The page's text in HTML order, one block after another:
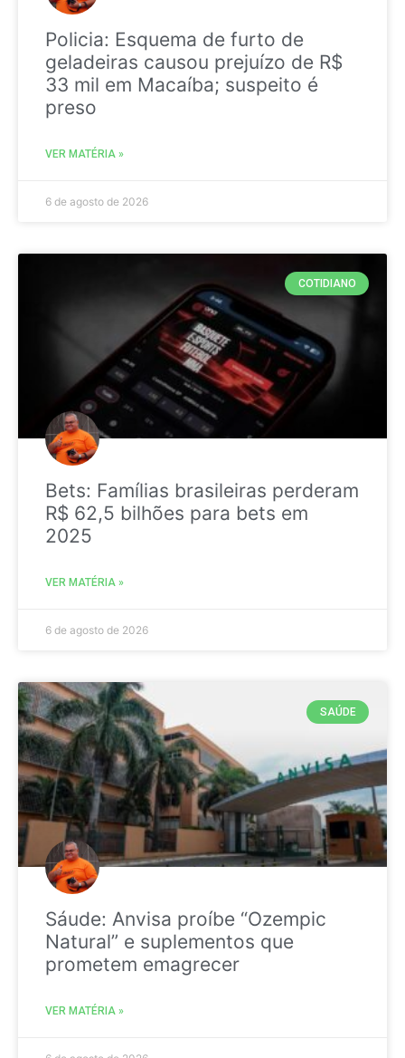
Policia: Esquema de furto de
geladeiras causou prejuízo de R$
33 mil em Macaíba; suspeito é
preso
VER MATÉRIA »
6 de agosto de 2026
COTIDIANO
Bets: Famílias brasileiras perderam
R$ 62,5 bilhões para bets em
2025
VER MATÉRIA »
6 de agosto de 2026
SAÚDE
Sáude: Anvisa proíbe “Ozempic
Natural” e suplementos que
prometem emagrecer
VER MATÉRIA »